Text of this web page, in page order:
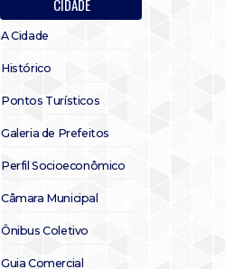
CIDADE
A Cidade
Histórico
Pontos Turísticos
Galeria de Prefeitos
Perfil Socioeconômico
Câmara Municipal
Ônibus Coletivo
Guia Comercial